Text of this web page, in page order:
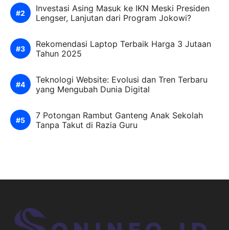
Investasi Asing Masuk ke IKN Meski Presiden
Lengser, Lanjutan dari Program Jokowi?
Rekomendasi Laptop Terbaik Harga 3 Jutaan
Tahun 2025
Teknologi Website: Evolusi dan Tren Terbaru
yang Mengubah Dunia Digital
7 Potongan Rambut Ganteng Anak Sekolah
Tanpa Takut di Razia Guru